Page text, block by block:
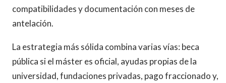
compatibilidades y documentación con meses de
antelación.
La estrategia más sólida combina varias vías: beca
pública si el máster es oficial, ayudas propias de la
universidad, fundaciones privadas, pago fraccionado y,